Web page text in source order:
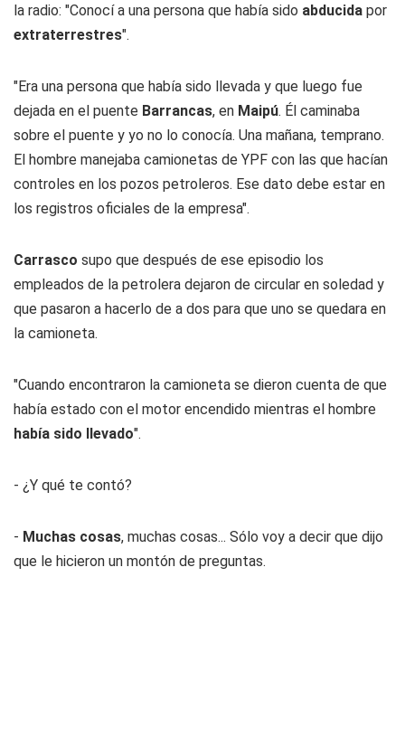
la radio: "Conocí a una persona que había sido abducida por
extraterrestres".
"Era una persona que había sido llevada y que luego fue
dejada en el puente Barrancas, en Maipú. Él caminaba
sobre el puente y yo no lo conocía. Una mañana, temprano.
El hombre manejaba camionetas de YPF con las que hacían
controles en los pozos petroleros. Ese dato debe estar en
los registros oficiales de la empresa".
Carrasco supo que después de ese episodio los
empleados de la petrolera dejaron de circular en soledad y
que pasaron a hacerlo de a dos para que uno se quedara en
la camioneta.
"Cuando encontraron la camioneta se dieron cuenta de que
había estado con el motor encendido mientras el hombre
había sido llevado".
- ¿Y qué te contó?
- Muchas cosas, muchas cosas... Sólo voy a decir que dijo
que le hicieron un montón de preguntas.